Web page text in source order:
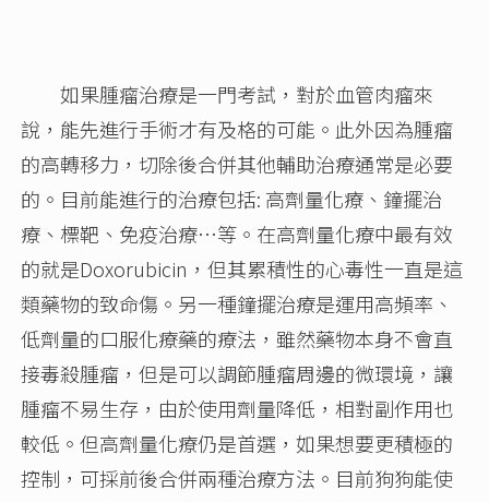
如果腫瘤治療是一門考試，對於血管肉瘤來
說，能先進行手術才有及格的可能。此外因為腫瘤
的高轉移力，切除後合併其他輔助治療通常是必要
的。目前能進行的治療包括: 高劑量化療、鐘擺治
療、標靶、免疫治療…等。在高劑量化療中最有效
的就是Doxorubicin，但其累積性的心毒性一直是這
類藥物的致命傷。另一種鐘擺治療是運用高頻率、
低劑量的口服化療藥的療法，雖然藥物本身不會直
接毒殺腫瘤，但是可以調節腫瘤周邊的微環境，讓
腫瘤不易生存，由於使用劑量降低，相對副作用也
較低。但高劑量化療仍是首選，如果想要更積極的
控制，可採前後合併兩種治療方法。目前狗狗能使